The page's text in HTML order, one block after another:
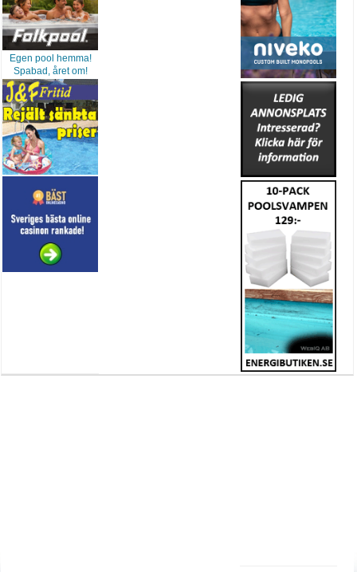
Egen pool hemma!
Spabad, året om!